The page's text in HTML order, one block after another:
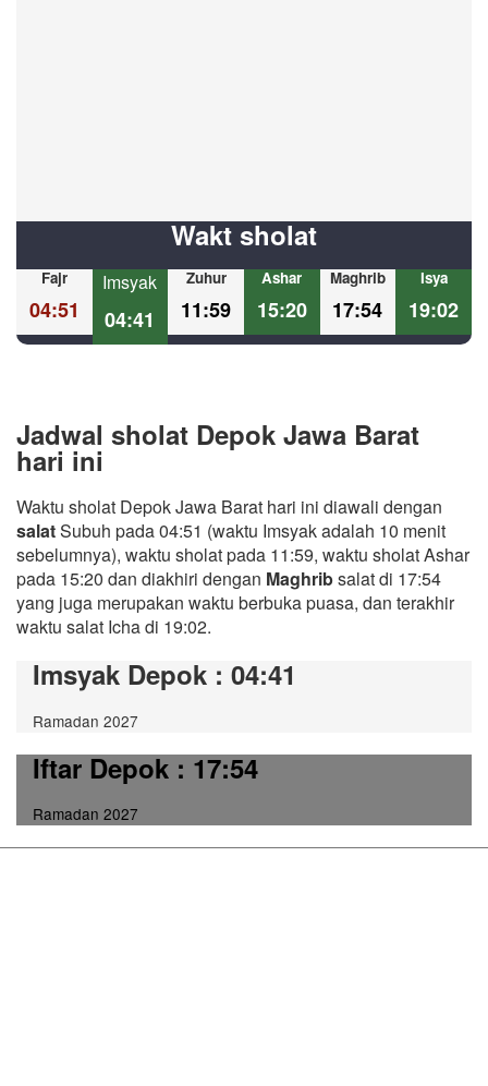
Wakt sholat
Fajr
04:51
Imsyak
04:41
Zuhur
11:59
Ashar
15:20
Maghrib
17:54
Isya
19:02
Jadwal sholat Depok Jawa Barat
hari ini
Waktu sholat Depok Jawa Barat hari ini diawali dengan
salatSubuh pada 04:51 (waktu Imsyak adalah 10 menit
sebelumnya), waktu sholat pada 11:59, waktu sholat Ashar
pada 15:20 dan diakhiri dengan Maghribsalat di 17:54
yang juga merupakan waktu berbuka puasa, dan terakhir
waktu salat Icha di 19:02.
Imsyak Depok : 04:41
Ramadan 2027
Iftar Depok: 17:54
Ramadan 2027